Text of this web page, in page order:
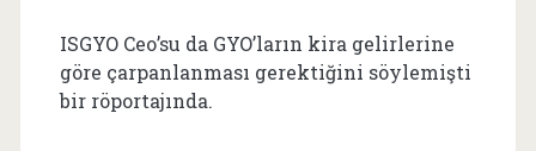
ISGYO Ceo’su da GYO’ların kira gelirlerine
göre çarpanlanması gerektiğini söylemişti
bir röportajında.